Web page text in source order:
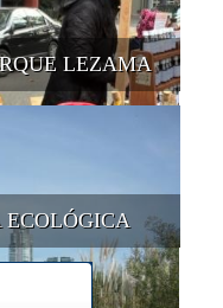
LEZAMA
ECOLÓGICA